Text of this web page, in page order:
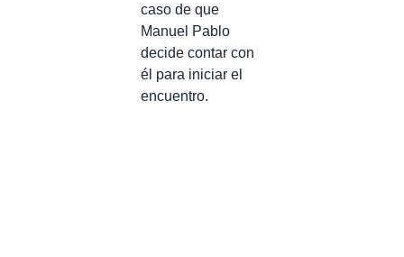
caso de que
Manuel Pablo
decide contar con
él para iniciar el
encuentro.